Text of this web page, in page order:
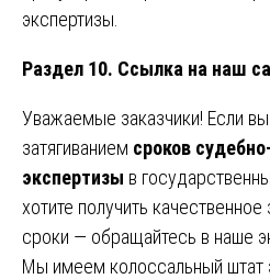
экспертизы.
Раздел 10. Ссылка на наш
Уважаемые заказчики! Если
затягиванием сроков
экспертизы в
хотите получить
сроки — обращайтесь в наше
Мы имеем колоссальный штат